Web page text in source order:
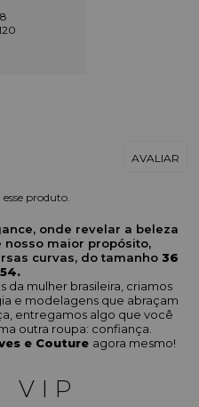
produto.
onde revelar a beleza
nosso maior propósito,
curvas, do tamanho 36
da mulher brasileira, criamos
e modelagens que abraçam
entregamos algo que você
outra roupa: confiança.
e Couture agora mesmo!
VIP